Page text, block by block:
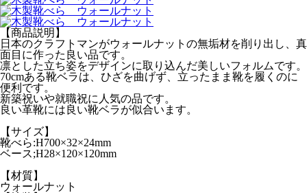
【商品説明】
日本のクラフトマンがウォールナットの無垢材を削り出し、真
面目に作った良い品です。
凛とした立ち姿をデザインに取り込んだ美しいフォルムです。
70cmある靴ベラは、ひざを曲げず、立ったまま靴を履くのに
便利です。
新築祝いや就職祝に人気の品です。
良い革靴には良い靴ベラが似合います。
【サイズ】
靴べら:H700×32×24mm
ベース;H28×120×120mm
【材質】
ウォールナット